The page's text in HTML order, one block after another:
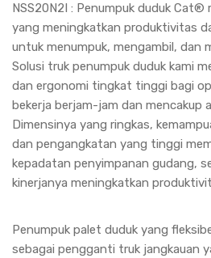
NSS20N2I : Penumpuk duduk
yang meningkatkan produktivitas
untuk menumpuk, mengambil, dan
Solusi truk penumpuk duduk kami
dan ergonomi tingkat tinggi bagi
bekerja berjam-jam dan mencakup
Dimensinya yang ringkas,
dan pengangkatan yang tinggi
kepadatan penyimpanan gudang,
kinerjanya meningkatkan
Penumpuk palet duduk yang
sebagai pengganti truk jangkauan